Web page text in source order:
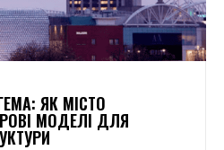
ЯК МІСТО
МОДЕЛІ ДЛЯ